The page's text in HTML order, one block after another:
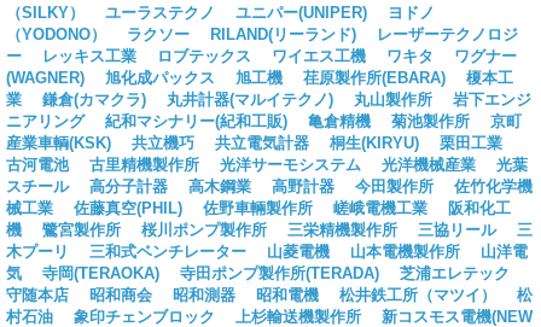
（SILKY） ユーラステクノ ユニパー(UNIPER)
ヨドノ
（YODONO）
ラクソー RILAND(リーランド)
レーザーテクノロジ
ー
レッキス工業 ロブテックス ワイエス工機 ワキタ
ワグナー
(WAGNER)
旭化成パックス 旭工機 荏原製作所(EBARA)
榎本工
業
鎌倉(カマクラ) 丸井計器(マルイテクノ) 丸山製作所
岩下エンジ
ニアリング
紀和マシナリー(紀和工販) 亀倉精機 菊池製作所
京町
産業車輌(KSK)
共立機巧 共立電気計器 桐生(KIRYU)
栗田工業
古河電池
古里精機製作所 光洋サーモシステム 光洋機械産業
光葉
スチール
高分子計器 高木鋼業 高野計器 今田製作所
佐竹化学機
械工業
佐藤真空(PHIL) 佐野車輛製作所 嵯峨電機工業
阪和化工
機
鷺宮製作所 桜川ポンプ製作所 三栄精機製作所 三協リール
三
木プーリ
三和式ベンチレーター 山菱電機 山本電機製作所
山洋電
気
寺岡(TERAOKA) 寺田ポンプ製作所(TERADA)
芝浦エレテック
守随本店
昭和商会 昭和測器 昭和電機 松井鉄工所（マツイ）
松
村石油
象印チェンブロック 上杉輸送機製作所
新コスモス電機(NEW